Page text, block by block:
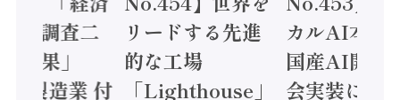
リードする先進
的な工場
「Lighthouse」
カルAI本格化へ
国産AI開発や社
会実装に活発な
構
次